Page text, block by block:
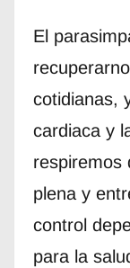
El
cotidianas,
cardiaca y
respiremos
plena y
control
para la